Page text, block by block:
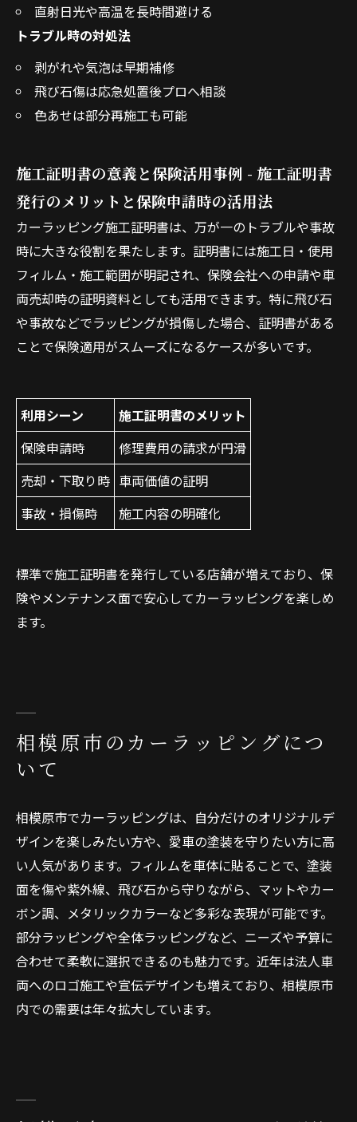
直射日光や高温を長時間避ける
トラブル時の対処法
剥がれや気泡は早期補修
飛び石傷は応急処置後プロへ相談
色あせは部分再施工も可能
施工証明書の意義と保険活用事例 - 施工証明書
発行のメリットと保険申請時の活用法
カーラッピング施工証明書は、万が一のトラブルや事故
時に大きな役割を果たします。証明書には施工日・使用
フィルム・施工範囲が明記され、保険会社への申請や車
両売却時の証明資料としても活用できます。特に飛び石
や事故などでラッピングが損傷した場合、証明書がある
ことで保険適用がスムーズになるケースが多いです。
利用シーン
施工証明書のメリット
保険申請時
修理費用の請求が円滑
売却・下取り時 車両価値の証明
事故・損傷時
施工内容の明確化
標準で施工証明書を発行している店舗が増えており、保
険やメンテナンス面で安心してカーラッピングを楽しめ
ます。
相模原市のカーラッピングにつ
いて
相模原市でカーラッピングは、自分だけのオリジナルデ
ザインを楽しみたい方や、愛車の塗装を守りたい方に高
い人気があります。フィルムを車体に貼ることで、塗装
面を傷や紫外線、飛び石から守りながら、マットやカー
ボン調、メタリックカラーなど多彩な表現が可能です。
部分ラッピングや全体ラッピングなど、ニーズや予算に
合わせて柔軟に選択できるのも魅力です。近年は法人車
両へのロゴ施工や宣伝デザインも増えており、相模原市
内での需要は年々拡大しています。